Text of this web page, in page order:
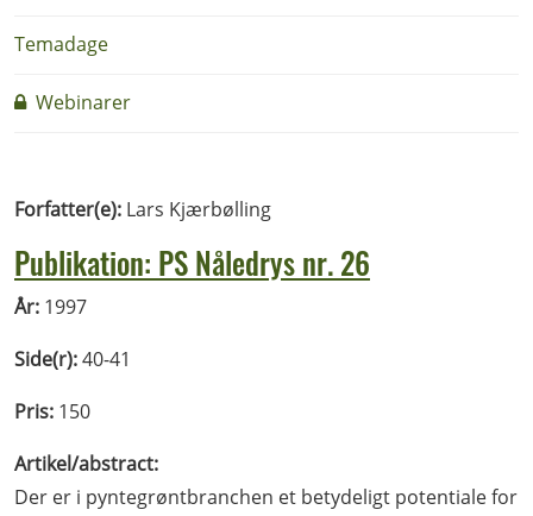
Temadage
Webinarer
Forfatter(e): Lars Kjærbølling
Publikation: PS Nåledrys nr. 26
År: 1997
Side(r):40-41
Pris: 150
Artikel/abstract:
Der er i pyntegrøntbranchen et betydeligt potentiale for